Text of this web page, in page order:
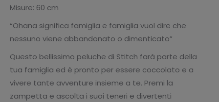
Misure: 60 cm
“Ohana significa famiglia e famiglia vuol dire che
nessuno viene abbandonato o dimenticato”
Questo bellissimo peluche di Stitch farà parte della
tua famiglia ed è pronto per essere coccolato e a
vivere tante avventure insieme a te. Premi la
zampetta e ascolta i suoi teneri e divertenti